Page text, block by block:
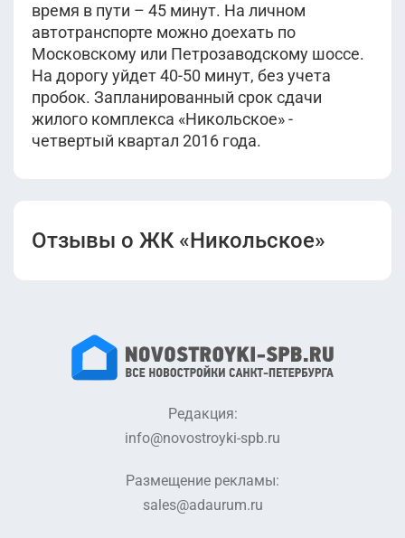
время в пути – 45 минут. На личном
автотранспорте можно доехать по
Московскому или Петрозаводскому шоссе.
На дорогу уйдет 40-50 минут, без учета
пробок. Запланированный срок сдачи
жилого комплекса «Никольское» -
четвертый квартал 2016 года.
Отзывы о ЖК «Никольское»
Редакция:
info@novostroyki-spb.ru
Размещение рекламы:
sales@adaurum.ru